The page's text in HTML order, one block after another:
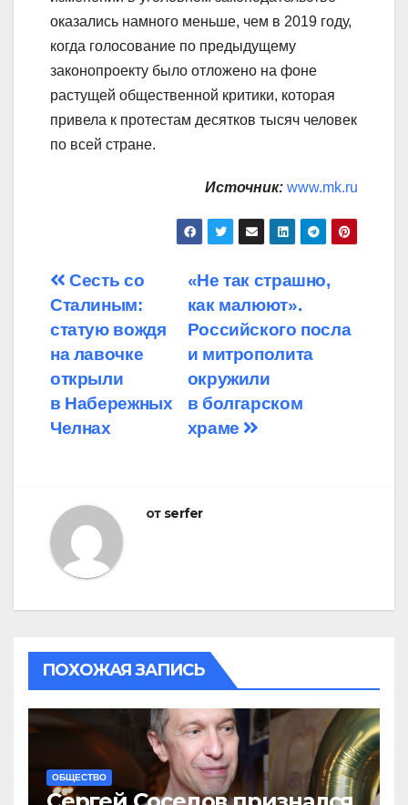
оказались намного меньше, чем в 2019 году,
когда голосование по предыдущему
законопроекту было отложено на фоне
растущей общественной критики, которая
привела к протестам десятков тысяч человек
по всей стране.
Источник: www.mk.ru
Навигация
по
записям
«Не так страшно,
как малюют».
Российского посла
и митрополита
окружили
в болгарском
храме
Сесть со
Сталиным:
статую вождя
на лавочке
открыли
в Набережных
Челнах
от serfer
ПОХОЖАЯ ЗАПИСЬ
ОБЩЕСТВО